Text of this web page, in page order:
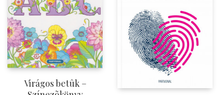
Virágos betûk –